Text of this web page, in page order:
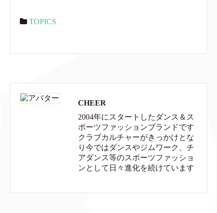
TOPICS
CHEER
2004年にスタートしたダンス＆ス
ポーツファッションブランドです
クラブカルチャーがきっかけとな
り今ではダンスやジムワーク、チ
アダンス等のスポーツファッショ
ンとして日々進化を続けています